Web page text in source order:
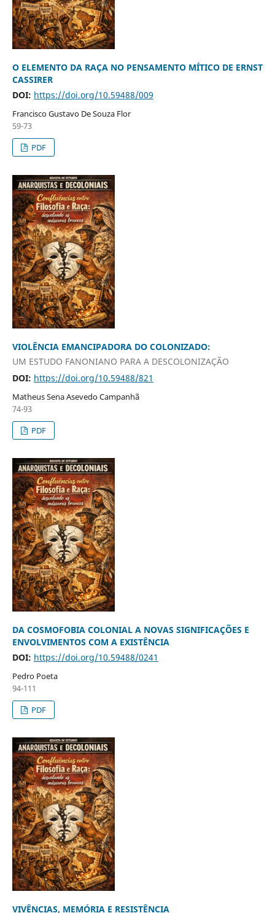
O ELEMENTO DA RAÇA NO PENSAMENTO MÍTICO DE ERNST
CASSIRER
DOI: https://doi.org/10.59488/009
Francisco Gustavo De Souza Flor
59-73
PDF
VIOLÊNCIA EMANCIPADORA DO COLONIZADO:
UM ESTUDO FANONIANO PARA A DESCOLONIZAÇÃO
DOI: https://doi.org/10.59488/821
Matheus Sena Asevedo Campanhã
74-93
PDF
DA COSMOFOBIA COLONIAL A NOVAS SIGNIFICAÇÕES E
ENVOLVIMENTOS COM A EXISTÊNCIA
DOI: https://doi.org/10.59488/0241
Pedro Poeta
94-111
PDF
VIVÊNCIAS, MEMÓRIA E RESISTÊNCIA